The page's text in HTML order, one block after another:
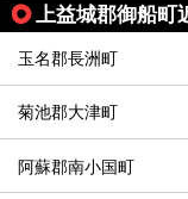
上益城郡御船
玉名郡長洲町
菊池郡大津町
阿蘇郡南小国町